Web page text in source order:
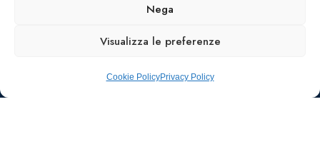
Nega
Visualizza le preferenze
Cookie PolicyPrivacy Policy